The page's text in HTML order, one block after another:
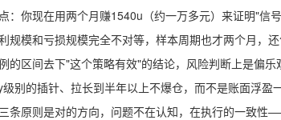
：你现在用两个月赚1540u（约一万多元）来证明"信
规模和亏损规模完全不对等，样本周期也才两个月，
的区间去下"这个策略有效"的结论，风险判断上是偏
别的插针、拉长到半年以上不爆仓，而不是账面浮盈
条原则是对的方向，问题不在认知，在执行的一致